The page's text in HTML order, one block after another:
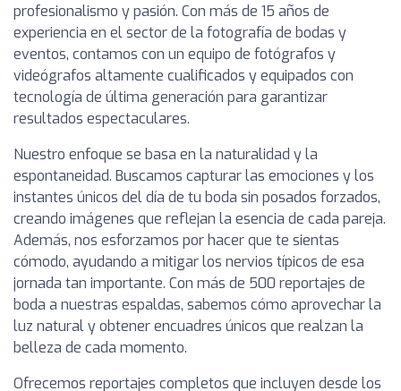
profesionalismo y pasión. Con más de 15 años de
experiencia en el sector de la fotografía de bodas y
eventos, contamos con un equipo de fotógrafos y
videógrafos altamente cualificados y equipados con
tecnología de última generación para garantizar
resultados espectaculares.
Nuestro enfoque se basa en la naturalidad y la
espontaneidad. Buscamos capturar las emociones y los
instantes únicos del día de tu boda sin posados forzados,
creando imágenes que reflejan la esencia de cada pareja.
Además, nos esforzamos por hacer que te sientas
cómodo, ayudando a mitigar los nervios típicos de esa
jornada tan importante. Con más de 500 reportajes de
boda a nuestras espaldas, sabemos cómo aprovechar la
luz natural y obtener encuadres únicos que realzan la
belleza de cada momento.
Ofrecemos reportajes completos que incluyen desde los